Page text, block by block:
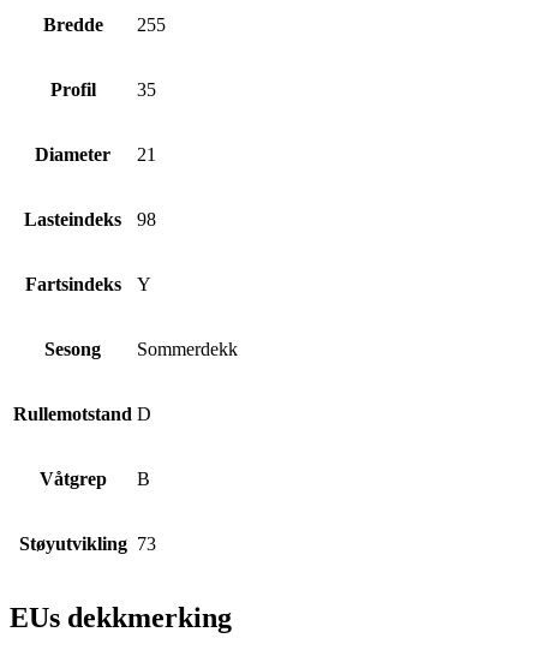
Bredde 255
Profil 35
Diameter 21
Lasteindeks 98
Fartsindeks Y
Sesong Sommerdekk
Rullemotstand D
Våtgrep B
Støyutvikling 73
EUs dekkmerking